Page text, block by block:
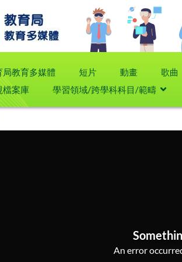
局教育多媒體 短片 動畫
歌曲
檔案庫
學習領域/跨學科科目/範疇
An error